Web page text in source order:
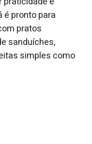
é pronto para
pratos
sanduíches,
simples como